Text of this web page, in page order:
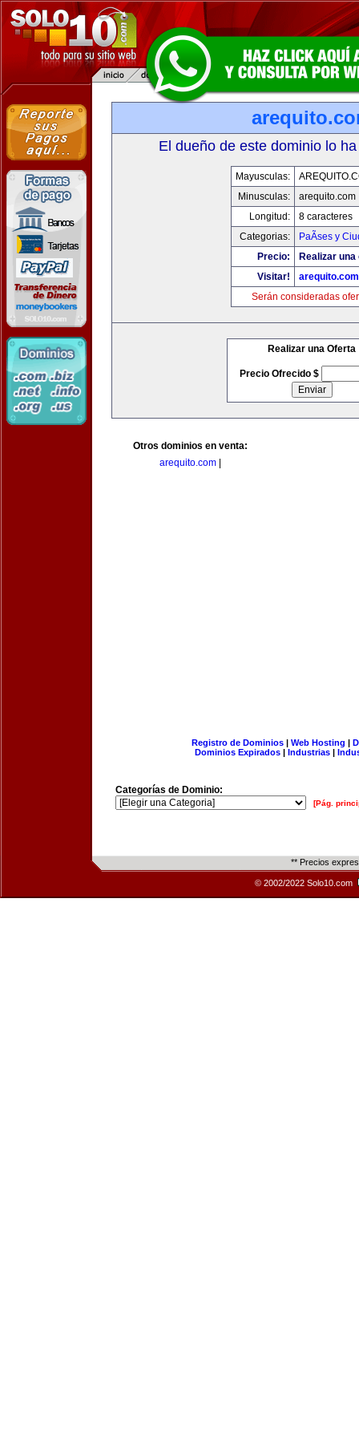
El dueño de este dominio lo
Mayusculas:
Minusculas:
arequito.com
Longitud:
8 caracteres
Categorias:
PaÃ­ses y
Precio:
Realizar
Visitar!
arequito.com
Serán consideradas
Realizar una Oferta
Precio Ofrecido $
Otros dominios en venta:
arequito.com
Registro de Dominios| Web Hosting |
Dominios Expirados | Industrias |
Categorías de Dominio:
[Pág.
** Precios
© 2002/2022 Solo10.com